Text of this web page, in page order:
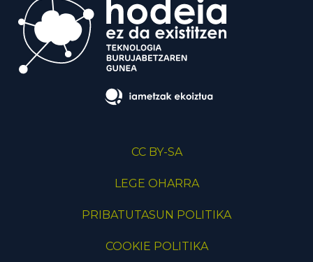
CC BY-SA
LEGE OHARRA
PRIBATUTASUN POLITIKA
COOKIE POLITIKA